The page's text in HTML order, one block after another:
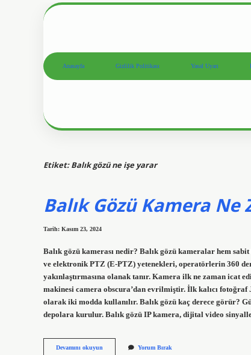
Anasayfa Gizlilik Politikası Yasal Uyarı
Etiket:Balık gözü ne işe yarar
Balık Gözü Kamera
Tarih: Kasım 23, 2024
Balık gözü kamerası nedir? Balık gözü kameralar hem
ve elektronik PTZ (E-PTZ) yetenekleri, operatörlerin 360
yakınlaştırmasına olanak tanır. Kamera ilk ne zaman icat
makinesi camera obscura’dan evrilmiştir. İlk kalıcı fotoğraf
olarak iki modda kullanılır. Balık gözü kaç derece görür?
depolara kurulur. Balık gözü IP kamera, dijital video
Devamını okuyun Yorum Bırak